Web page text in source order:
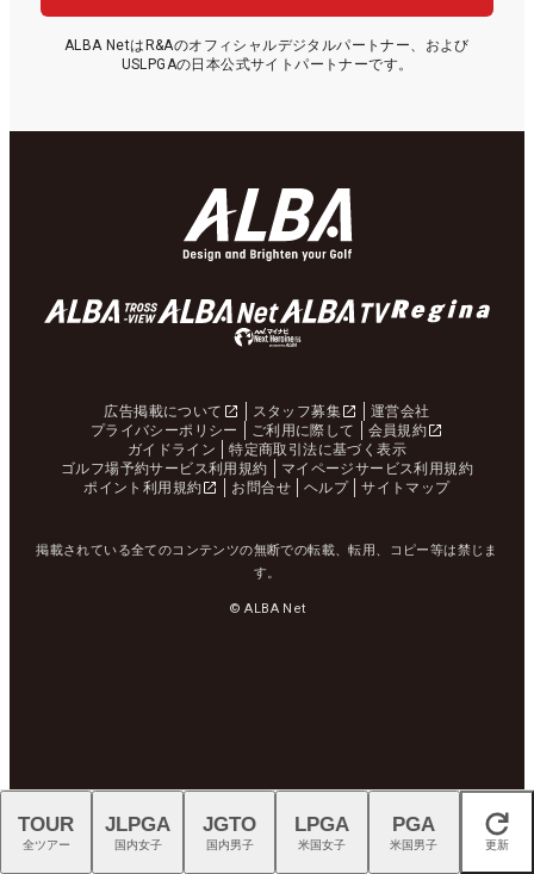
ALBA NetはR&Aのオフィシャルデジタルパートナー、および
USLPGAの日本公式サイトパートナーです。
広告掲載について スタッフ募集
運営会社
プライバシーポリシー
ご利用に際して
会員規約
ガイドライン
特定商取引法に基づく表示
ゴルフ場予約サービス利用規約
マイページサービス利用規約
ポイント利用規約
お問合せ ヘルプ サイトマップ
掲載されている全てのコンテンツの無断での転載、転用、コピー等は禁じま
す。
© ALBA Net
閉じる
TOUR
全ツアー
JLPGA
国内女子
JGTO
国内男子
LPGA
米国女子
PGA
米国男子 更新